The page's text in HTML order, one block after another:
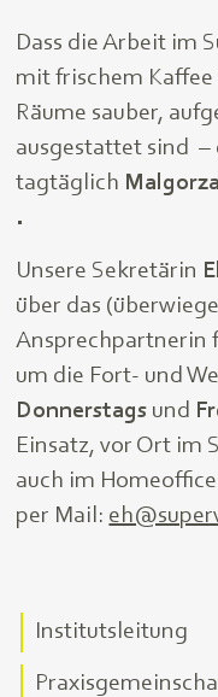
Dass die Arbeit im
mit frischem
Räume sauber,
ausgestattet sind
tagtäglich
.
Unsere Sekretärin
über das
Ansprechpartnerin
um die Fort- und
Donnerstags und
Einsatz, vor Ort im
auch im
per Mail:
Institutsleitung